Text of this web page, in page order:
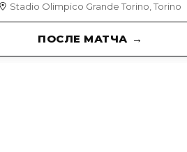
Stadio Olimpico Grande Torino, Torino
ПОСЛЕ МАТЧА